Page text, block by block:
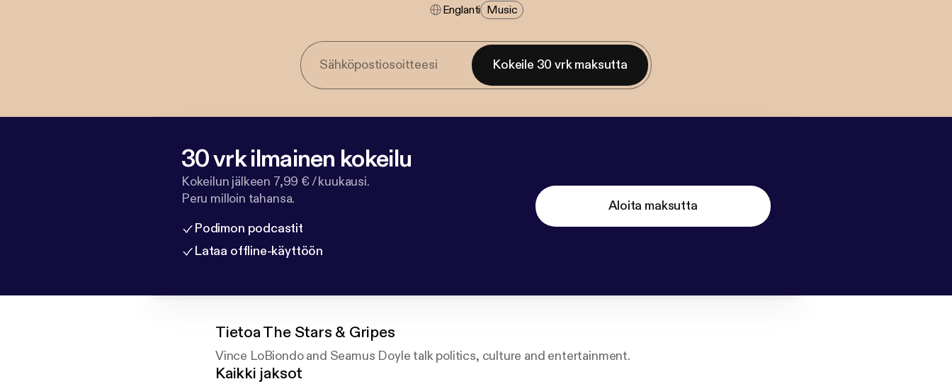
Englanti Music
Kokeile 30 vrk maksutta
30 vrk ilmainen kokeilu
Kokeilun jälkeen 7,99 € / kuukausi.
Peru milloin tahansa.
Podimon podcastit
Lataa offline-käyttöön
Aloita maksutta
TietoaThe Stars & Gripes
Vince LoBiondo and Seamus Doyle talk politics, culture and entertainment.
Kaikki jaksot